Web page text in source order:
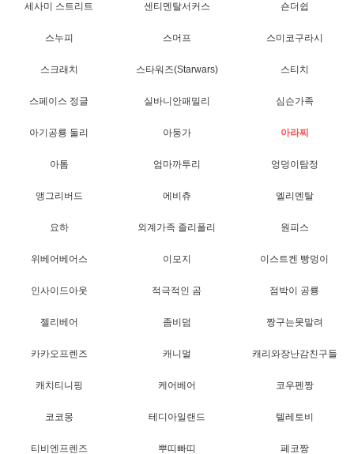
세사미 스트리트 센티멘탈서커스 숀더쉽
스누피 스머프 스미코구라시
스크래치 스타워즈(Starwars) 스티치
스페이스 정글 실바니안패밀리 심슨가족
아기공룡 둘리 아둥가 아라찌
아톰 엄마까투리 엉덩이탐정
앵그리버드 에비츄 엘리멘탈
요하 외계가족 졸리폴리 원피스
위베어베어스 이모지 이스트켄 빵멍이
인사이드아웃 적극적인 곰 점박이 공룡
젤리베어 좀비덤 짱구는못말려
카카오프렌즈 캐니멀 캐리와장난감친구들
캐치티니핑 케어베어 코우펜짱
코코몽 테디아일랜드 텔레토비
티비엔프렌즈 뿌띠빠띠 페코짱